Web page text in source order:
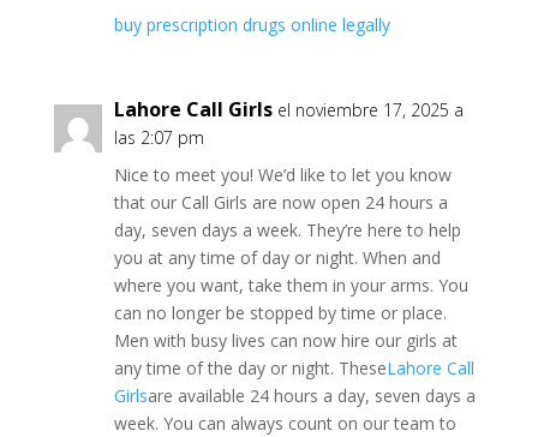
buy prescription drugs online legally
Lahore Call Girls el noviembre 17, 2025 a
las 2:07 pm
Nice to meet you! We’d like to let you know
that our Call Girls are now open 24 hours a
day, seven days a week. They’re here to help
you at any time of day or night. When and
where you want, take them in your arms. You
can no longer be stopped by time or place.
Men with busy lives can now hire our girls at
any time of the day or night. TheseLahore Call
Girlsare available 24 hours a day, seven days a
week. You can always count on our team to